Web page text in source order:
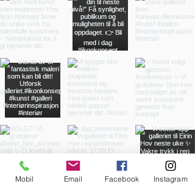
Mobil Email Facebook Instagram